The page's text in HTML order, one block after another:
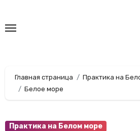
содержанию
Главная страница
Практика на
Белое море
Практика на Белом море